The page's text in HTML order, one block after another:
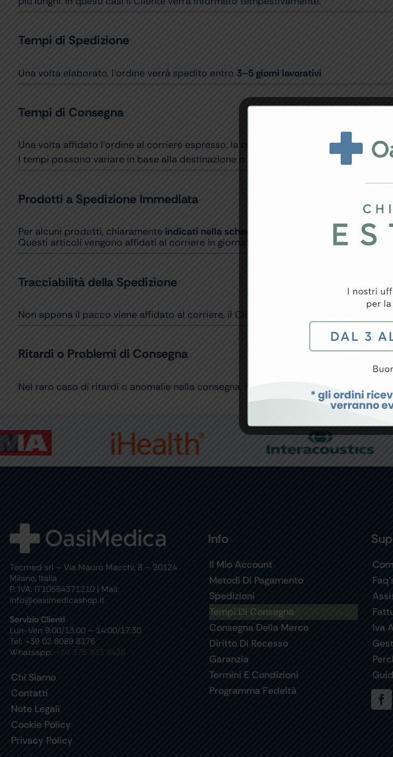
Tempi di Spedizione
Una volta elaborato, l’ordine verrà spedito entro 3–5 giorni lavorativi
Tempi di Consegna
Una volta affidato l’ordine al corriere espresso, la consegna avviene generalmente
I tempi possono variare in base alla destinazione o a eventuali situazioni
Prodotti a Spedizione Immediata
Per alcuni prodotti, chiaramenteindicati nella scheda articolo , è disponibile la
Questi articoli vengono affidati al corriere in giornata (per ordini confermati entro
Tracciabilità della Spedizione
Non appena il pacco viene affidato al corriere, il Cliente riceverà via email il
Ritardi o Problemi di Consegna
Nel raro caso di ritardi o anomalie nella consegna, il nostro servizio clienti è a
Tecmed srl – Via Mauro Macchi, 8 – 20124
Milano, Italia
P. IVA: IT10554371210 | Mail:
info@oasimedicashop.it
Servizio Clienti
Lun-Ven 9:00/13:00 – 14:00/17:30
Tel: +39 02 8089 8176
Whatsapp:
+39 375 933 8426
Chi Siamo
Contatti
Note Legali
Cookie Policy
Privacy Policy
Info
Il Mio Account
Metodi Di Pagamento
Spedizioni
Tempi Di Consegna
Consegna Della Merce
Diritto Di Recesso
Garanzia
Termini E Condizioni
Programma Fedeltà
Iva